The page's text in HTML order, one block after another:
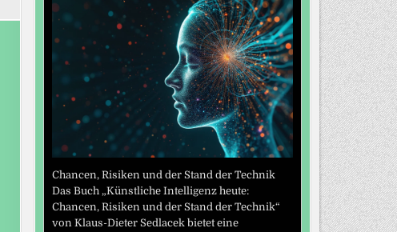
Chancen, Risiken und der Stand der Technik
Das Buch „Künstliche Intelligenz heute:
Chancen, Risiken und der Stand der Technik“
von Klaus-Dieter Sedlacek bietet eine